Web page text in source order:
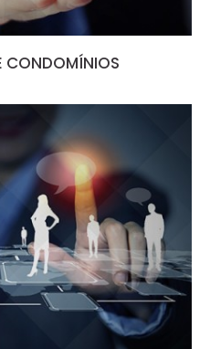
CONDOMÍNIOS